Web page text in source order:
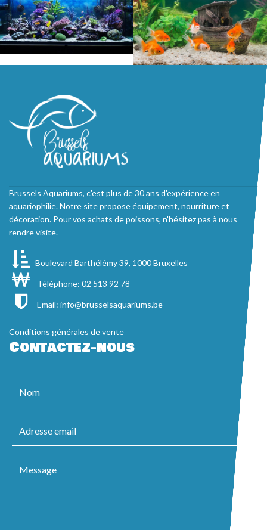
Brussels Aquariums, c'est plus de 30 ans d'expérience en
aquariophilie. Notre site propose équipement, nourriture et
décoration. Pour vos achats de poissons, n'hésitez pas à nous
rendre visite.
Boulevard Barthélémy 39, 1000 Bruxelles
Téléphone: 02 513 92 78
Email: info@brusselsaquariums.be
Conditions générales de vente
Contactez-nous